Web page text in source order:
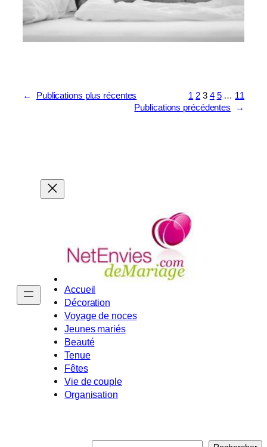
← Publications plus récentes 1 2 3 4 5 … 11
Publications précédentes
→
Accueil
Décoration
Voyage de noces
Jeunes mariés
Beauté
Tenue
Fêtes
Vie de couple
Organisation